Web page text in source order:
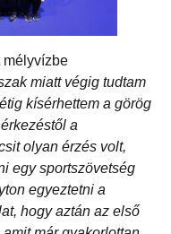
mélyvízbe
miatt végig tudtam
kísérhettem a görög
a
olyan érzés volt,
egy sportszövetség
egyeztetni a
hogy aztán az első